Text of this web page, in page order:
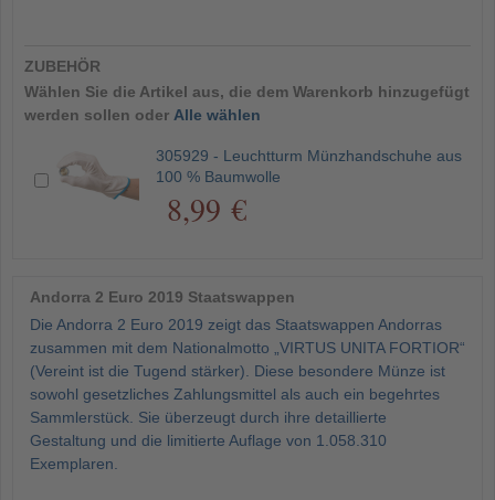
ZUBEHÖR
Wählen Sie die Artikel aus, die dem Warenkorb hinzugefügt
werden sollen oder Alle wählen
305929 - Leuchtturm Münzhandschuhe aus
100 % Baumwolle
8,99 €
Andorra 2 Euro 2019 Staatswappen
Die Andorra 2 Euro 2019 zeigt das Staatswappen Andorras
zusammen mit dem Nationalmotto „VIRTUS UNITA FORTIOR“
(Vereint ist die Tugend stärker). Diese besondere Münze ist
sowohl gesetzliches Zahlungsmittel als auch ein begehrtes
Sammlerstück. Sie überzeugt durch ihre detaillierte
Gestaltung und die limitierte Auflage von 1.058.310
Exemplaren.